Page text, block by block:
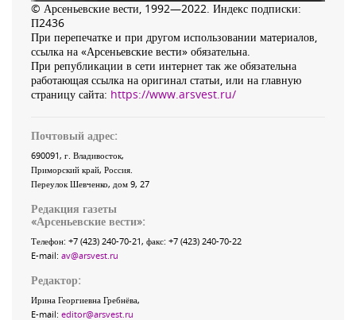
© Арсеньевские вести, 1992—2022. Индекс подписки:
П2436
При перепечатке и при другом использовании материалов,
ссылка на «Арсеньевские вести» обязательна.
При републикации в сети интернет так же обязательна
работающая ссылка на оригинал статьи, или на главную
страницу сайта: https://www.arsvest.ru/
Почтовый адрес:
690091, г. Владивосток,
Приморский край, Россия.
Переулок Шевченко, дом 9, 27
Редакция газеты
«Арсеньевские вести»:
Телефон: +7 (423) 240-70-21, факс: +7 (423) 240-70-22
E-mail: av@arsvest.ru
Редактор:
Ирина Георгиевна Гребнёва,
E-mail: editor@arsvest.ru